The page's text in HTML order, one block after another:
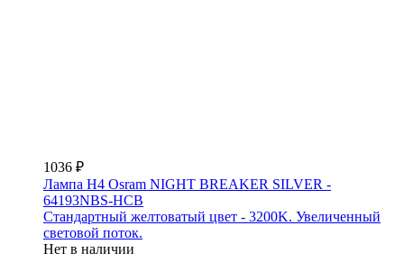
1036 ₽
Лампа H4 Osram NIGHT BREAKER SILVER -
64193NBS-HCB
Стандартный желтоватый цвет - 3200K. Увеличенный
световой поток.
Нет в наличии